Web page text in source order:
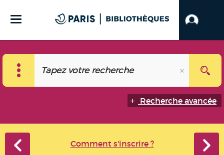
Recherche avancée
Comment s'inscrire ?